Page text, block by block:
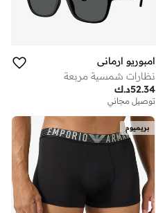
امبوريو ارماني
نظارات شمسية مربعة
د.ك52.34
توصيل مجاني
بريميوم